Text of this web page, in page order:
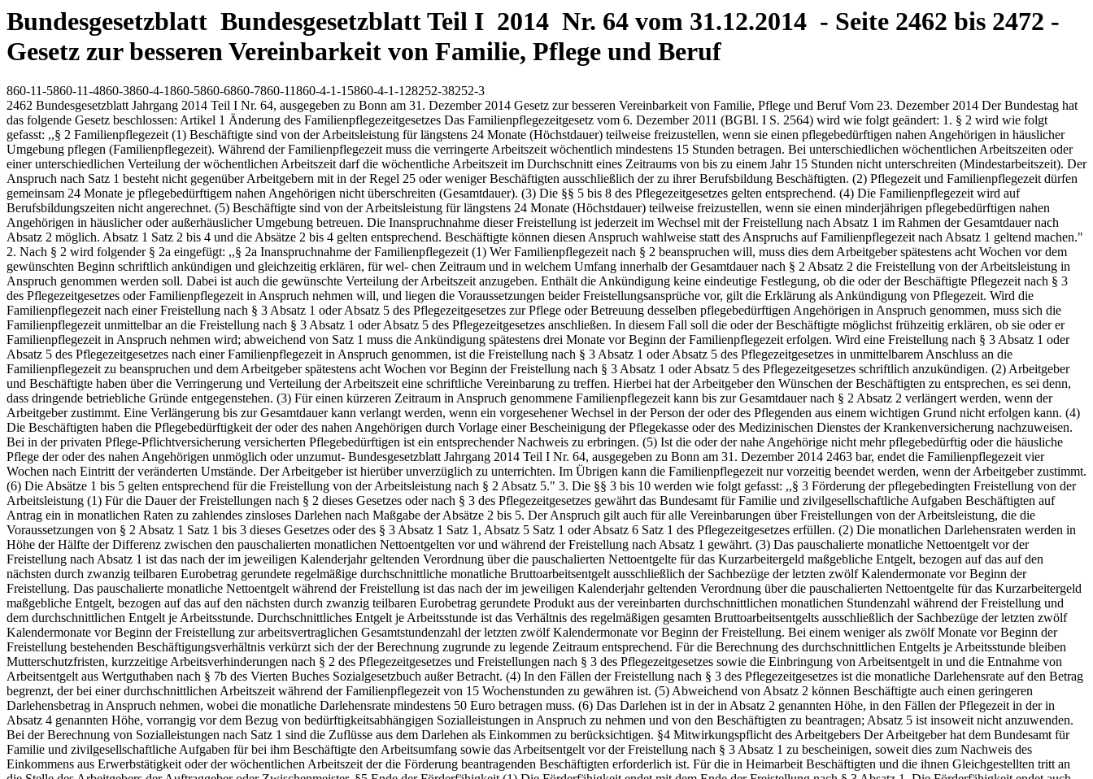
Bundesgesetzblatt Bundesgesetzblatt Teil I 2014 Nr. 64 vom 31.12.2014 - Seite 2462 bis 2472 -
Gesetz zur besseren Vereinbarkeit von Familie, Pflege und Beruf
860-11-5860-11-4860-3860-4-1860-5860-6860-7860-11860-4-1-15860-4-1-128252-38252-3
2462 Bundesgesetzblatt Jahrgang 2014 Teil I Nr. 64, ausgegeben zu Bonn am 31. Dezember 2014 Gesetz zur besseren Vereinbarkeit von Familie, Pflege und Beruf Vom 23. Dezember 2014 Der Bundestag hat das folgende Gesetz beschlossen: Artikel 1 Änderung des Familienpflegezeitgesetzes Das Familienpflegezeitgesetz vom 6. Dezember 2011 (BGBl. I S. 2564) wird wie folgt geändert: 1. § 2 wird wie folgt gefasst: ,,§ 2 Familienpflegezeit (1) Beschäftigte sind von der Arbeitsleistung für längstens 24 Monate (Höchstdauer) teilweise freizustellen, wenn sie einen pflegebedürftigen nahen Angehörigen in häuslicher Umgebung pflegen (Familienpflegezeit). Während der Familienpflegezeit muss die verringerte Arbeitszeit wöchentlich mindestens 15 Stunden betragen. Bei unterschiedlichen wöchentlichen Arbeitszeiten oder einer unterschiedlichen Verteilung der wöchentlichen Arbeitszeit darf die wöchentliche Arbeitszeit im Durchschnitt eines Zeitraums von bis zu einem Jahr 15 Stunden nicht unterschreiten (Mindestarbeitszeit). Der Anspruch nach Satz 1 besteht nicht gegenüber Arbeitgebern mit in der Regel 25 oder weniger Beschäftigten ausschließlich der zu ihrer Berufsbildung Beschäftigten. (2) Pflegezeit und Familienpflegezeit dürfen gemeinsam 24 Monate je pflegebedürftigem nahen Angehörigen nicht überschreiten (Gesamtdauer). (3) Die §§ 5 bis 8 des Pflegezeitgesetzes gelten entsprechend. (4) Die Familienpflegezeit wird auf Berufsbildungszeiten nicht angerechnet. (5) Beschäftigte sind von der Arbeitsleistung für längstens 24 Monate (Höchstdauer) teilweise freizustellen, wenn sie einen minderjährigen pflegebedürftigen nahen Angehörigen in häuslicher oder außerhäuslicher Umgebung betreuen. Die Inanspruchnahme dieser Freistellung ist jederzeit im Wechsel mit der Freistellung nach Absatz 1 im Rahmen der Gesamtdauer nach Absatz 2 möglich. Absatz 1 Satz 2 bis 4 und die Absätze 2 bis 4 gelten entsprechend. Beschäftigte können diesen Anspruch wahlweise statt des Anspruchs auf Familienpflegezeit nach Absatz 1 geltend machen." 2. Nach § 2 wird folgender § 2a eingefügt: ,,§ 2a Inanspruchnahme der Familienpflegezeit (1) Wer Familienpflegezeit nach § 2 beanspruchen will, muss dies dem Arbeitgeber spätestens acht Wochen vor dem gewünschten Beginn schriftlich ankündigen und gleichzeitig erklären, für wel- chen Zeitraum und in welchem Umfang innerhalb der Gesamtdauer nach § 2 Absatz 2 die Freistellung von der Arbeitsleistung in Anspruch genommen werden soll. Dabei ist auch die gewünschte Verteilung der Arbeitszeit anzugeben. Enthält die Ankündigung keine eindeutige Festlegung, ob die oder der Beschäftigte Pflegezeit nach § 3 des Pflegezeitgesetzes oder Familienpflegezeit in Anspruch nehmen will, und liegen die Voraussetzungen beider Freistellungsansprüche vor, gilt die Erklärung als Ankündigung von Pflegezeit. Wird die Familienpflegezeit nach einer Freistellung nach § 3 Absatz 1 oder Absatz 5 des Pflegezeitgesetzes zur Pflege oder Betreuung desselben pflegebedürftigen Angehörigen in Anspruch genommen, muss sich die Familienpflegezeit unmittelbar an die Freistellung nach § 3 Absatz 1 oder Absatz 5 des Pflegezeitgesetzes anschließen. In diesem Fall soll die oder der Beschäftigte möglichst frühzeitig erklären, ob sie oder er Familienpflegezeit in Anspruch nehmen wird; abweichend von Satz 1 muss die Ankündigung spätestens drei Monate vor Beginn der Familienpflegezeit erfolgen. Wird eine Freistellung nach § 3 Absatz 1 oder Absatz 5 des Pflegezeitgesetzes nach einer Familienpflegezeit in Anspruch genommen, ist die Freistellung nach § 3 Absatz 1 oder Absatz 5 des Pflegezeitgesetzes in unmittelbarem Anschluss an die Familienpflegezeit zu beanspruchen und dem Arbeitgeber spätestens acht Wochen vor Beginn der Freistellung nach § 3 Absatz 1 oder Absatz 5 des Pflegezeitgesetzes schriftlich anzukündigen. (2) Arbeitgeber und Beschäftigte haben über die Verringerung und Verteilung der Arbeitszeit eine schriftliche Vereinbarung zu treffen. Hierbei hat der Arbeitgeber den Wünschen der Beschäftigten zu entsprechen, es sei denn, dass dringende betriebliche Gründe entgegenstehen. (3) Für einen kürzeren Zeitraum in Anspruch genommene Familienpflegezeit kann bis zur Gesamtdauer nach § 2 Absatz 2 verlängert werden, wenn der Arbeitgeber zustimmt. Eine Verlängerung bis zur Gesamtdauer kann verlangt werden, wenn ein vorgesehener Wechsel in der Person der oder des Pflegenden aus einem wichtigen Grund nicht erfolgen kann. (4) Die Beschäftigten haben die Pflegebedürftigkeit der oder des nahen Angehörigen durch Vorlage einer Bescheinigung der Pflegekasse oder des Medizinischen Dienstes der Krankenversicherung nachzuweisen. Bei in der privaten Pflege-Pflichtversicherung versicherten Pflegebedürftigen ist ein entsprechender Nachweis zu erbringen. (5) Ist die oder der nahe Angehörige nicht mehr pflegebedürftig oder die häusliche Pflege der oder des nahen Angehörigen unmöglich oder unzumut- Bundesgesetzblatt Jahrgang 2014 Teil I Nr. 64, ausgegeben zu Bonn am 31. Dezember 2014 2463 bar, endet die Familienpflegezeit vier Wochen nach Eintritt der veränderten Umstände. Der Arbeitgeber ist hierüber unverzüglich zu unterrichten. Im Übrigen kann die Familienpflegezeit nur vorzeitig beendet werden, wenn der Arbeitgeber zustimmt. (6) Die Absätze 1 bis 5 gelten entsprechend für die Freistellung von der Arbeitsleistung nach § 2 Absatz 5." 3. Die §§ 3 bis 10 werden wie folgt gefasst: ,,§ 3 Förderung der pflegebedingten Freistellung von der Arbeitsleistung (1) Für die Dauer der Freistellungen nach § 2 dieses Gesetzes oder nach § 3 des Pflegezeitgesetzes gewährt das Bundesamt für Familie und zivilgesellschaftliche Aufgaben Beschäftigten auf Antrag ein in monatlichen Raten zu zahlendes zinsloses Darlehen nach Maßgabe der Absätze 2 bis 5. Der Anspruch gilt auch für alle Vereinbarungen über Freistellungen von der Arbeitsleistung, die die Voraussetzungen von § 2 Absatz 1 Satz 1 bis 3 dieses Gesetzes oder des § 3 Absatz 1 Satz 1, Absatz 5 Satz 1 oder Absatz 6 Satz 1 des Pflegezeitgesetzes erfüllen. (2) Die monatlichen Darlehensraten werden in Höhe der Hälfte der Differenz zwischen den pauschalierten monatlichen Nettoentgelten vor und während der Freistellung nach Absatz 1 gewährt. (3) Das pauschalierte monatliche Nettoentgelt vor der Freistellung nach Absatz 1 ist das nach der im jeweiligen Kalenderjahr geltenden Verordnung über die pauschalierten Nettoentgelte für das Kurzarbeitergeld maßgebliche Entgelt, bezogen auf das auf den nächsten durch zwanzig teilbaren Eurobetrag gerundete regelmäßige durchschnittliche monatliche Bruttoarbeitsentgelt ausschließlich der Sachbezüge der letzten zwölf Kalendermonate vor Beginn der Freistellung. Das pauschalierte monatliche Nettoentgelt während der Freistellung ist das nach der im jeweiligen Kalenderjahr geltenden Verordnung über die pauschalierten Nettoentgelte für das Kurzarbeitergeld maßgebliche Entgelt, bezogen auf das auf den nächsten durch zwanzig teilbaren Eurobetrag gerundete Produkt aus der vereinbarten durchschnittlichen monatlichen Stundenzahl während der Freistellung und dem durchschnittlichen Entgelt je Arbeitsstunde. Durchschnittliches Entgelt je Arbeitsstunde ist das Verhältnis des regelmäßigen gesamten Bruttoarbeitsentgelts ausschließlich der Sachbezüge der letzten zwölf Kalendermonate vor Beginn der Freistellung zur arbeitsvertraglichen Gesamtstundenzahl der letzten zwölf Kalendermonate vor Beginn der Freistellung. Bei einem weniger als zwölf Monate vor Beginn der Freistellung bestehenden Beschäftigungsverhältnis verkürzt sich der der Berechnung zugrunde zu legende Zeitraum entsprechend. Für die Berechnung des durchschnittlichen Entgelts je Arbeitsstunde bleiben Mutterschutzfristen, kurzzeitige Arbeitsverhinderungen nach § 2 des Pflegezeitgesetzes und Freistellungen nach § 3 des Pflegezeitgesetzes sowie die Einbringung von Arbeitsentgelt in und die Entnahme von Arbeitsentgelt aus Wertguthaben nach § 7b des Vierten Buches Sozialgesetzbuch außer Betracht. (4) In den Fällen der Freistellung nach § 3 des Pflegezeitgesetzes ist die monatliche Darlehensrate auf den Betrag begrenzt, der bei einer durchschnittlichen Arbeitszeit während der Familienpflegezeit von 15 Wochenstunden zu gewähren ist. (5) Abweichend von Absatz 2 können Beschäftigte auch einen geringeren Darlehensbetrag in Anspruch nehmen, wobei die monatliche Darlehensrate mindestens 50 Euro betragen muss. (6) Das Darlehen ist in der in Absatz 2 genannten Höhe, in den Fällen der Pflegezeit in der in Absatz 4 genannten Höhe, vorrangig vor dem Bezug von bedürftigkeitsabhängigen Sozialleistungen in Anspruch zu nehmen und von den Beschäftigten zu beantragen; Absatz 5 ist insoweit nicht anzuwenden. Bei der Berechnung von Sozialleistungen nach Satz 1 sind die Zuflüsse aus dem Darlehen als Einkommen zu berücksichtigen. §4 Mitwirkungspflicht des Arbeitgebers Der Arbeitgeber hat dem Bundesamt für Familie und zivilgesellschaftliche Aufgaben für bei ihm Beschäftigte den Arbeitsumfang sowie das Arbeitsentgelt vor der Freistellung nach § 3 Absatz 1 zu bescheinigen, soweit dies zum Nachweis des Einkommens aus Erwerbstätigkeit oder der wöchentlichen Arbeitszeit der die Förderung beantragenden Beschäftigten erforderlich ist. Für die in Heimarbeit Beschäftigten und die ihnen Gleichgestellten tritt an die Stelle des Arbeitgebers der Auftraggeber oder Zwischenmeister. §5 Ende der Förderfähigkeit (1) Die Förderfähigkeit endet mit dem Ende der Freistellung nach § 3 Absatz 1. Die Förderfähigkeit endet auch dann, wenn die oder der Beschäftigte während der Freistellung nach § 2 den Mindestumfang der wöchentlichen Arbeitszeit aufgrund gesetzlicher oder kollektivvertraglicher Bestimmungen oder aufgrund von Bestimmungen, die in Arbeitsrechtsregelungen der Kirchen enthalten sind, unterschreitet. Die Unterschreitung der Mindestarbeitszeit aufgrund von Kurzarbeit oder eines Beschäftigungsverbotes lässt die Förderfähigkeit unberührt. (2) Die Darlehensnehmerin oder der Darlehensnehmer hat dem Bundesamt für Familie und zivil